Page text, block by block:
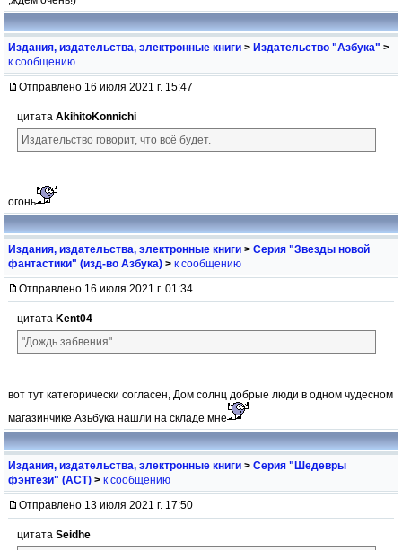
Издания, издательства, электронные книги > Издательство "Азбука" >
к сообщению
Отправлено 16 июля 2021 г. 15:47
цитата AkihitoKonnichi
Издательство говорит, что всё будет.
огонь
Издания, издательства, электронные книги > Серия "Звезды новой
фантастики" (изд-во Азбука) > к сообщению
Отправлено 16 июля 2021 г. 01:34
цитата Kent04
"Дождь забвения"
вот тут категорически согласен, Дом солнц добрые люди в одном чудесном
магазинчике Азьбука нашли на складе мне
Издания, издательства, электронные книги > Серия "Шедевры
фэнтези" (АСТ) > к сообщению
Отправлено 13 июля 2021 г. 17:50
цитата Seidhe